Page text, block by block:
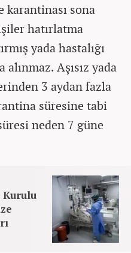
karantinası sona
hatırlatma
yada hastalığı
Aşısız yada
3 aydan fazla
süresine tabi
neden 7 güne
Kurulu